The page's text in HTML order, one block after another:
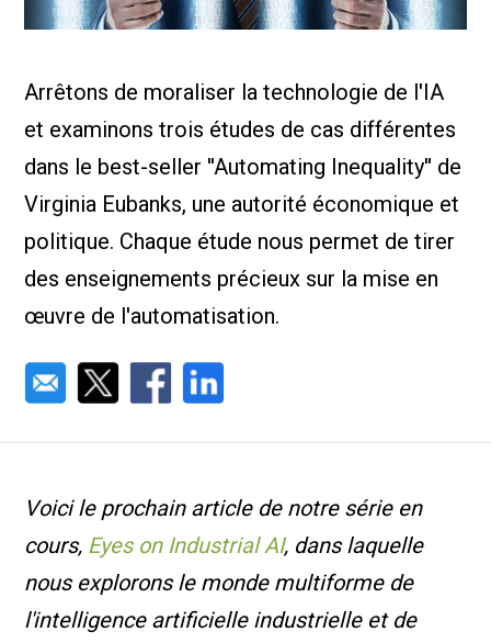
de
Presse
Nous
Arrêtons de moraliser la technologie de l'IA
et examinons trois études de cas différentes
dans le best-seller ''Automating Inequality'' de
Virginia Eubanks, une autorité économique et
politique. Chaque étude nous permet de tirer
des enseignements précieux sur la mise en
œuvre de l'automatisation.
Voici le prochain article de notre série en
cours, Eyes on Industrial AI, dans laquelle
nous explorons le monde multiforme de
l'intelligence artificielle industrielle et de